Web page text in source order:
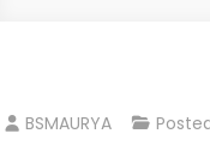
BSMAURYA